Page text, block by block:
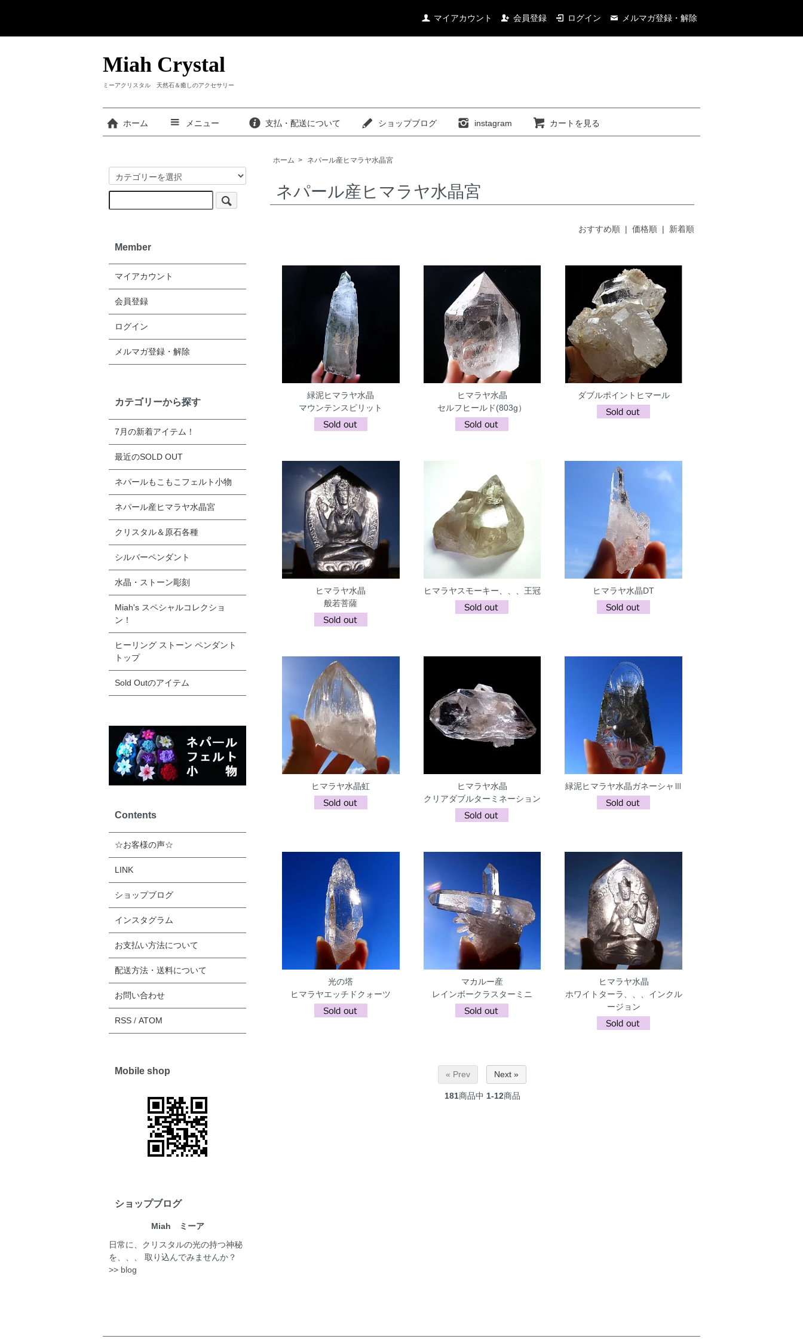
マイアカウント 会員登録 ログイン メルマガ登録・解除
Miah Crystal
ミーアクリスタル 天然石＆癒しのアクセサリー
ホーム メニュー 支払・配送について ショップブログ instagram カートを見る
ホーム > ネパール産ヒマラヤ水晶宮
ネパール産ヒマラヤ水晶宮
おすすめ順 | 価格順 | 新着順
緑泥ヒマラヤ水晶
マウンテンスピリット
ヒマラヤ水晶
セルフヒールド(803g）
ダブルポイントヒマール
ヒマラヤ水晶
般若菩薩
ヒマラヤスモーキー、、、王冠 ヒマラヤ水晶DT
ヒマラヤ水晶虹
ヒマラヤ水晶
クリアダブルターミネーション
緑泥ヒマラヤ水晶ガネーシャⅢ
光の塔
ヒマラヤエッチドクォーツ
マカルー産
レインボークラスターミニ
ヒマラヤ水晶
ホワイトターラ、、、インクル
ージョン
« Prev Next »
181商品中 1-12商品
Member
マイアカウント
会員登録
ログイン
メルマガ登録・解除
カテゴリーから探す
7月の新着アイテム！
最近のSOLD OUT
ネパールもこもこフェルト小物
ネパール産ヒマラヤ水晶宮
クリスタル＆原石各種
シルバーペンダント
水晶・ストーン彫刻
Miah's スペシャルコレクショ
ン！
ヒーリング ストーン ペンダント
トップ
Sold Outのアイテム
Contents
☆お客様の声☆
LINK
ショップブログ
インスタグラム
お支払い方法について
配送方法・送料について
お問い合わせ
RSS / ATOM
Mobile shop
ショップブログ
Miah ミーア
日常に、クリスタルの光の持つ神秘
を、、、 取り込んでみませんか？
>> blog